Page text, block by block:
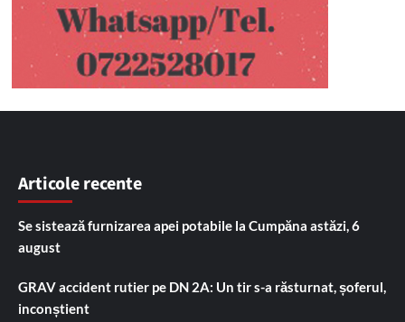
Articole recente
Se sistează furnizarea apei potabile la Cumpăna astăzi, 6
august
GRAV accident rutier pe DN 2A: Un tir s-a răsturnat, șoferul,
inconștient